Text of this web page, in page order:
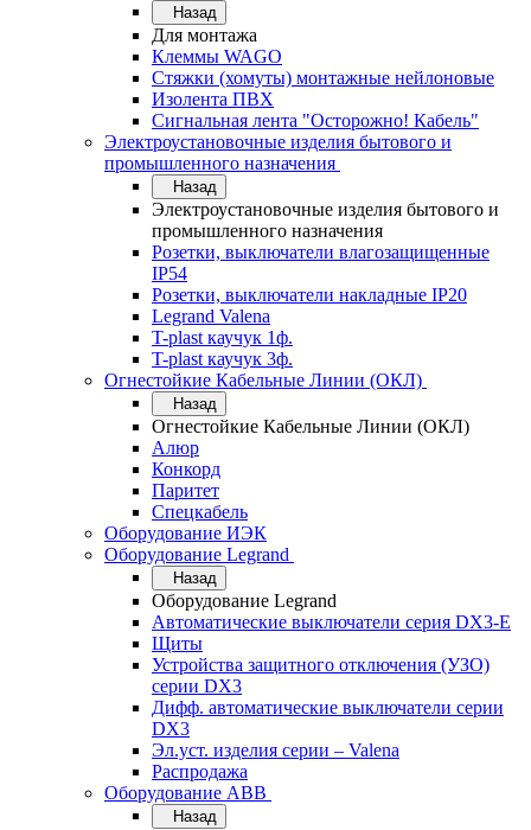
Назад
Для монтажа
Клеммы WAGO
Стяжки (хомуты) монтажные нейлоновые
Изолента ПВХ
Сигнальная лента "Осторожно! Кабель"
Электроустановочные изделия бытового и
промышленного назначения
Назад
Электроустановочные изделия бытового и
промышленного назначения
Розетки, выключатели влагозащищенные
IP54
Розетки, выключатели накладные IP20
Legrand Valena
T-plast каучук 1ф.
T-plast каучук 3ф.
Огнестойкие Кабельные Линии (ОКЛ)
Назад
Огнестойкие Кабельные Линии (ОКЛ)
Алюр
Конкорд
Паритет
Спецкабель
Оборудование ИЭК
Оборудование Legrand
Назад
Оборудование Legrand
Автоматические выключатели серия DX3-E
Щиты
Устройства защитного отключения (УЗО)
серии DX3
Дифф. автоматические выключатели серии
DX3
Эл.уст. изделия серии – Valena
Распродажа
Оборудование АВВ
Назад